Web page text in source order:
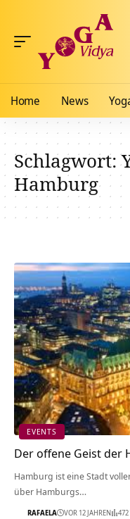
Home News
Schlagwort:
Hamburg
EVENTS
Der offene Geist der
Hamburg ist eine Stadt
über Hamburgs…
RAFAELA VOR 12 JAHREN 472